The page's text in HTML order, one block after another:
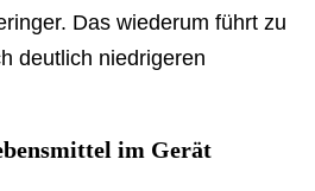
Das wiederum führt zu
deutlich niedrigeren
im Gerät